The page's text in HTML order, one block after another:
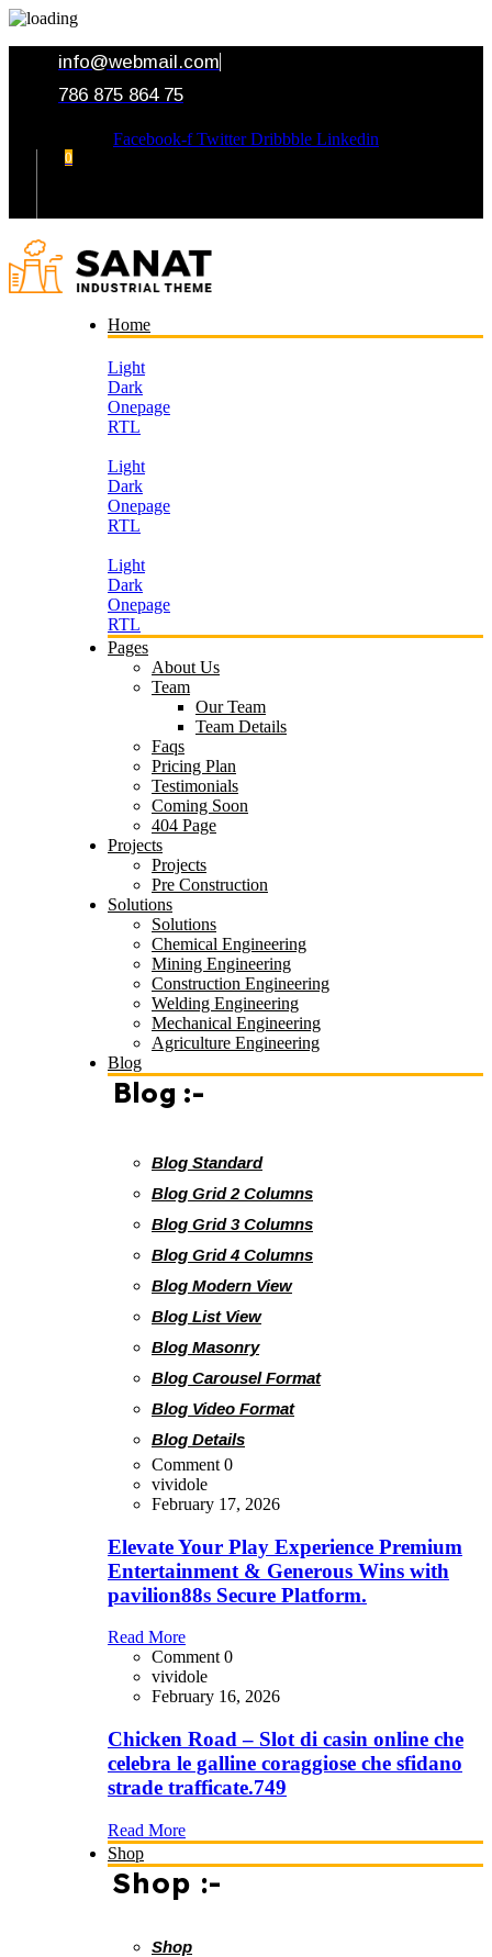
info@webmail.com
786 875 864 75
Facebook-f Twitter Dribbble Linkedin
0
Home
Light
Dark
Onepage
RTL
Light
Dark
Onepage
RTL
Light
Dark
Onepage
RTL
Pages
About Us
Team
Our Team
Team Details
Faqs
Pricing Plan
Testimonials
Coming Soon
404 Page
Projects
Projects
Pre Construction
Solutions
Solutions
Chemical Engineering
Mining Engineering
Construction Engineering
Welding Engineering
Mechanical Engineering
Agriculture Engineering
Blog
Blog :-
Blog Standard
Blog Grid 2 Columns
Blog Grid 3 Columns
Blog Grid 4 Columns
Blog Modern View
Blog List View
Blog Masonry
Blog Carousel Format
Blog Video Format
Blog Details
Comment 0
vividole
February 17, 2026
Elevate Your Play Experience Premium
Entertainment & Generous Wins with
pavilion88s Secure Platform.
Read More
Comment 0
vividole
February 16, 2026
Chicken Road – Slot di casin online che
celebra le galline coraggiose che sfidano
strade trafficate.749
Read More
Shop
Shop :-
Shop